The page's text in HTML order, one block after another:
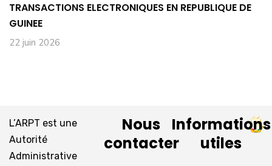
TRANSACTIONS ELECTRONIQUES EN REPUBLIQUE DE
GUINEE
22 juin 2026
L’ARPT est une
Autorité
Administrative
Nous
contacter
Informations
utiles